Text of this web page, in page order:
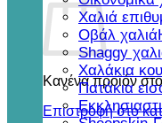
Κανένα προϊόν
Επιστροφή στο
Χαλιά
Οβάλ χαλιά
Shaggy
Χαλάκια
Πατάκια